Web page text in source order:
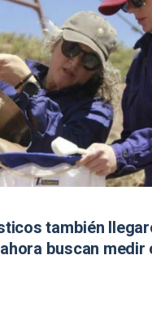
también
buscan medir